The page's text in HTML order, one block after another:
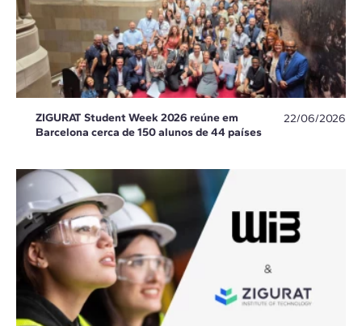
ZIGURAT Student Week 2026 reúne em
Barcelona cerca de 150 alunos de 44 países
22/06/2026